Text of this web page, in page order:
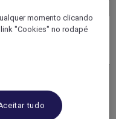
momento clicando
"Cookies" no rodapé
tudo